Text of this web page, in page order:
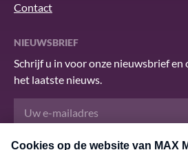
Contact
NIEUWSBRIEF
Schrijf u in voor onze nieuwsbrief
het laatste nieuws.
Deze site wordt beschermd door reCAPTCHA en het